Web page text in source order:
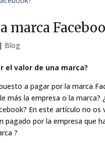
marca
| Blog
el valor de una marca?
a pagar por la marca
más la empresa o la
En este artículo no
pagado por la empresa que
?